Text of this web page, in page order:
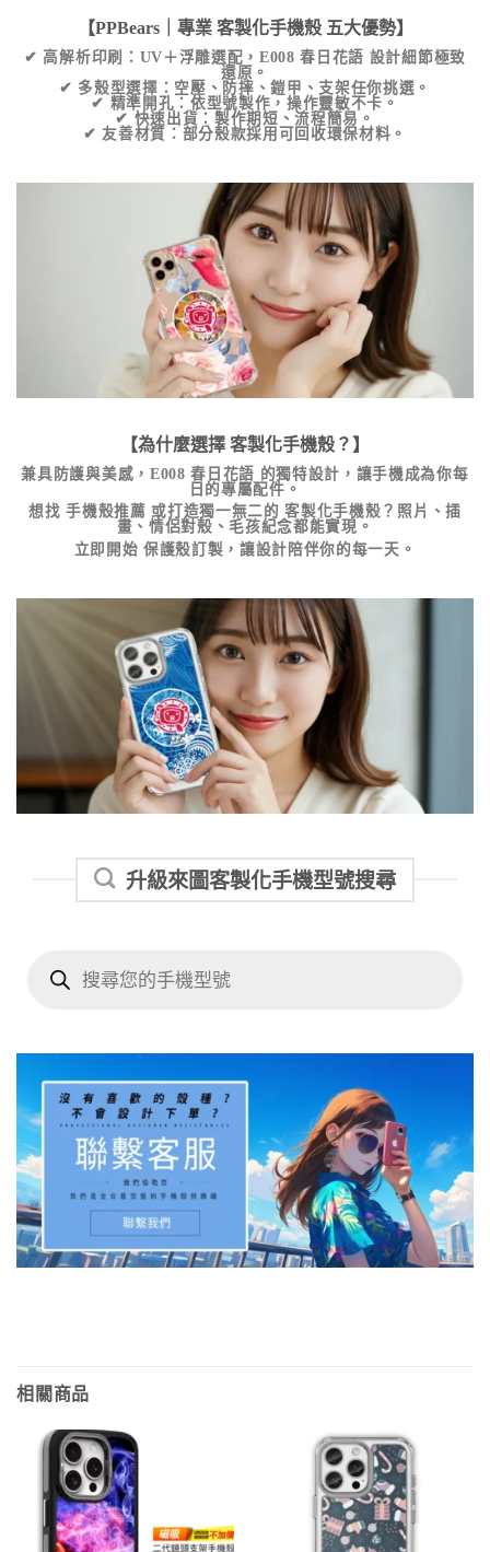
【PPBears｜專業 客製化手機殼五大優勢】
✔ 高解析印刷 ：UV＋浮雕選配， E008 春日花語 設計細節極致
還原。
✔ 多殼型選擇 ：空壓、防摔、鎧甲、支架任你挑選。
✔ 精準開孔 ：依型號製作，操作靈敏不卡。
✔ 快速出貨 ：製作期短、流程簡易。
✔ 友善材質 ：部分殼款採用可回收環保材料。
【為什麼選擇 客製化手機殼 ？】
兼具防護與美感， E008 春日花語 的獨特設計，讓手機成為你每
日的專屬配件。
想找手機殼推薦 或打造獨一無二的客製化手機殼 ？照片、插
畫、情侶對殼、毛孩紀念都能實現。
立即開始 保護殼訂製 ，讓設計陪伴你的每一天。
升級來圖客製化手機型號搜尋
search
相關商品